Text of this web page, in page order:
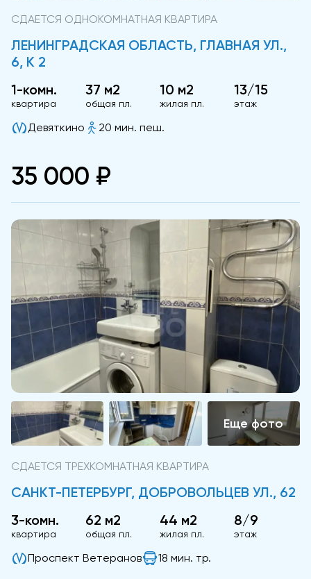
СДАЕТСЯ ОДНОКОМНАТНАЯ КВАРТИРА
ЛЕНИНГРАДСКАЯ ОБЛАСТЬ, ГЛАВНАЯ УЛ.,
6, К 2
1-комн.
квартира
37 м2
общая пл.
10 м2
жилая пл.
13/15
этаж
Девяткино 20 мин. пеш.
35 000 ₽
СДАЕТСЯ ТРЕХКОМНАТНАЯ КВАРТИРА
САНКТ-ПЕТЕРБУРГ, ДОБРОВОЛЬЦЕВ УЛ., 62
3-комн.
квартира
62 м2
общая пл.
44 м2
жилая пл.
8/9
этаж
Проспект Ветеранов 18 мин. тр.